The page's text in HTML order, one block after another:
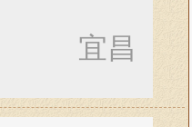
宜昌